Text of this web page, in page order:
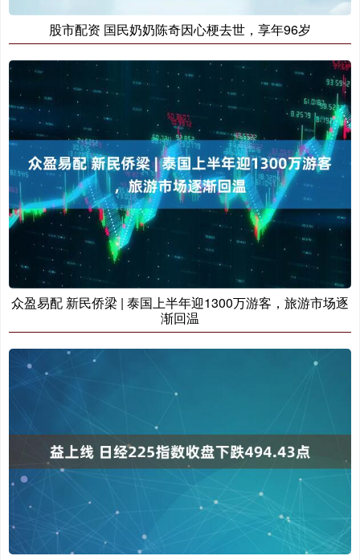
股市配资 国民奶奶陈奇因心梗去世，享年96岁
众盈易配 新民侨梁 | 泰国上半年迎1300万游客，旅游市场逐
渐回温